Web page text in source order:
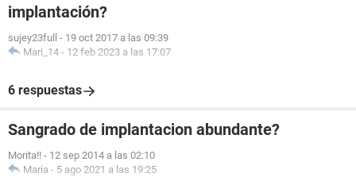
implantación?
sujey23full - 19 oct 2017 a las 09:39
Mari_14 - 12 feb 2023 a las 17:07
6 respuestas
Sangrado de implantacion abundante?
Morita!! - 12 sep 2014 a las 02:10
Maria - 5 ago 2021 a las 19:25